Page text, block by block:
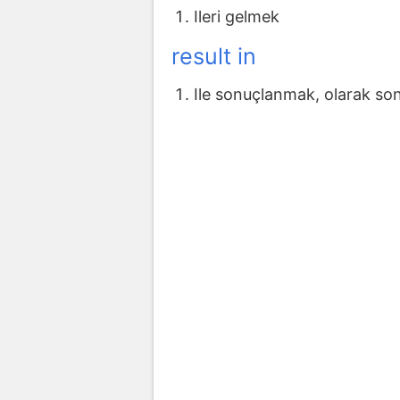
Ileri gelmek
result in
Ile sonuçlanmak, olarak